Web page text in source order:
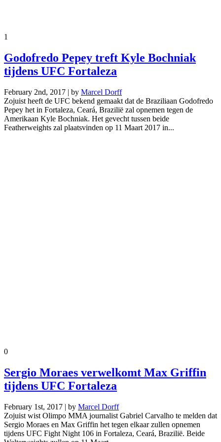
1
Godofredo Pepey treft Kyle Bochniak
tijdens UFC Fortaleza
February 2nd, 2017 | by Marcel Dorff
Zojuist heeft de UFC bekend gemaakt dat de Braziliaan Godofredo
Pepey het in Fortaleza, Ceará, Brazilië zal opnemen tegen de
Amerikaan Kyle Bochniak. Het gevecht tussen beide
Featherweights zal plaatsvinden op 11 Maart 2017 in...
0
Sergio Moraes verwelkomt Max Griffin
tijdens UFC Fortaleza
February 1st, 2017 | by Marcel Dorff
Zojuist wist Olimpo MMA journalist Gabriel Carvalho te melden dat
Sergio Moraes en Max Griffin het tegen elkaar zullen opnemen
tijdens UFC Fight Night 106 in Fortaleza, Ceará, Brazilië. Beide